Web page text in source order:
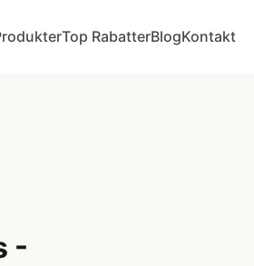
Top RabatterBlogKontakt
-